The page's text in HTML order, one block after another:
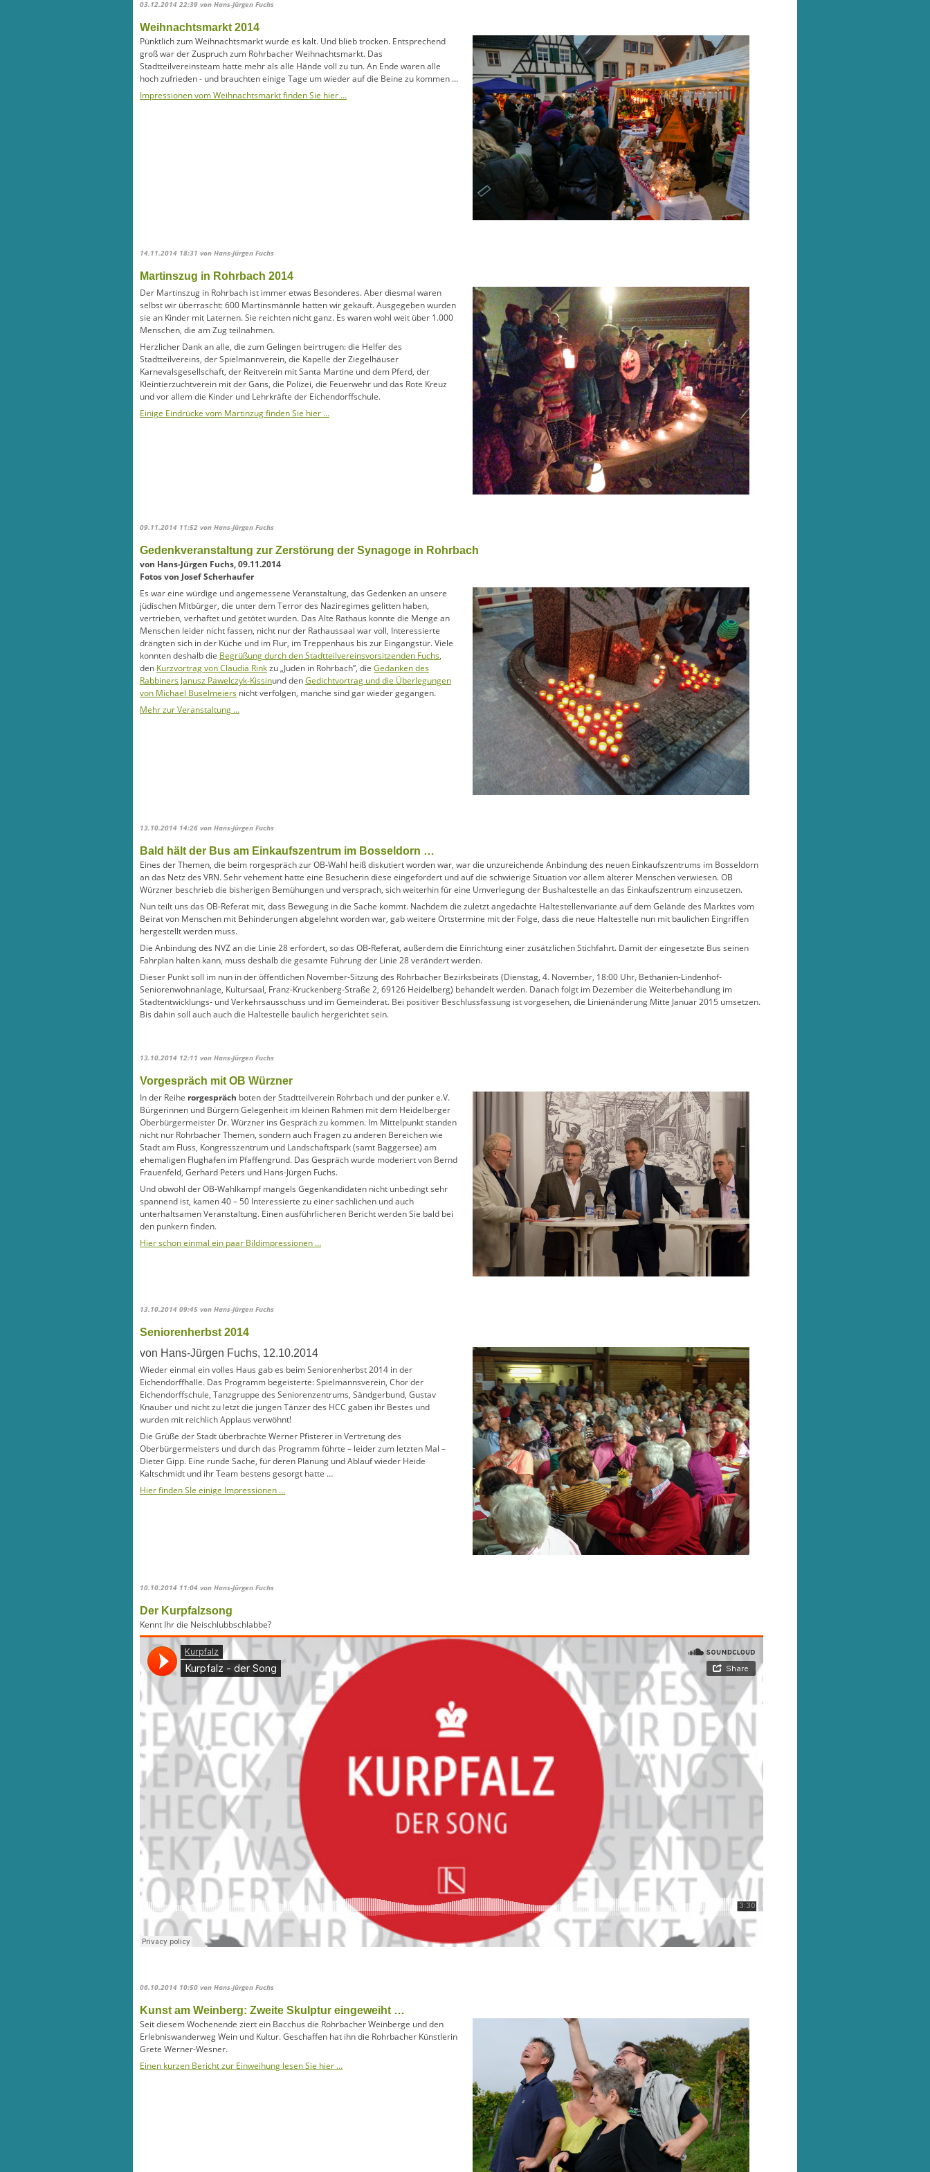
03.12.2014 22:39 von Hans-Jürgen Fuchs
Weihnachtsmarkt 2014
Pünktlich zum Weihnachtsmarkt wurde es kalt. Und blieb trocken. Entsprechend
groß war der Zuspruch zum Rohrbacher Weihnachtsmarkt. Das
Stadtteilvereinsteam hatte mehr als alle Hände voll zu tun. An Ende waren alle
hoch zufrieden - und brauchten einige Tage um wieder auf die Beine zu kommen ...
Impressionen vom Weihnachtsmarkt finden Sie hier …
14.11.2014 18:31 von Hans-Jürgen Fuchs
Martinszug in Rohrbach 2014
Der Martinszug in Rohrbach ist immer etwas Besonderes. Aber diesmal waren
selbst wir überrascht: 600 Martinsmännle hatten wir gekauft. Ausgegeben wurden
sie an Kinder mit Laternen. Sie reichten nicht ganz. Es waren wohl weit über 1.000
Menschen, die am Zug teilnahmen.
Herzlicher Dank an alle, die zum Gelingen beirtrugen: die Helfer des
Stadtteilvereins, der Spielmannverein, die Kapelle der Ziegelhäuser
Karnevalsgesellschaft, der Reitverein mit Santa Martine und dem Pferd, der
Kleintierzuchtverein mit der Gans, die Polizei, die Feuerwehr und das Rote Kreuz
und vor allem die Kinder und Lehrkräfte der Eichendorffschule.
Einige Eindrücke vom Martinzug finden Sie hier …
09.11.2014 11:52 von Hans-Jürgen Fuchs
Gedenkveranstaltung zur Zerstörung der Synagoge in Rohrbach
von Hans-Jürgen Fuchs, 09.11.2014
Fotos von Josef Scherhaufer
Es war eine würdige und angemessene Veranstaltung, das Gedenken an unsere
jüdischen Mitbürger, die unter dem Terror des Naziregimes gelitten haben,
vertrieben, verhaftet und getötet wurden. Das Alte Rathaus konnte die Menge an
Menschen leider nicht fassen, nicht nur der Rathaussaal war voll, Interessierte
drängten sich in der Küche und im Flur, im Treppenhaus bis zur Eingangstür. Viele
konnten deshalb die Begrüßung durch den Stadtteilvereinsvorsitzenden Fuchs,
den Kurzvortrag von Claudia Rinkzu „Juden in Rohrbach”, die Gedanken des
Rabbiners Janusz Pawelczyk-Kissinund denGedichtvortrag und die Überlegungen
von Michael Buselmeiers nicht verfolgen, manche sind gar wieder gegangen.
Mehr zur Veranstaltung …
13.10.2014 14:26 von Hans-Jürgen Fuchs
Bald hält der Bus am Einkaufszentrum im Bosseldorn …
Eines der Themen, die beim rorgespräch zur OB-Wahl heiß diskutiert worden war, war die unzureichende Anbindung des neuen Einkaufszentrums im Bosseldorn
an das Netz des VRN. Sehr vehement hatte eine Besucherin diese eingefordert und auf die schwierige Situation vor allem älterer Menschen verwiesen. OB
Würzner beschrieb die bisherigen Bemühungen und versprach, sich weiterhin für eine Umverlegung der Bushaltestelle an das Einkaufszentrum einzusetzen.
Nun teilt uns das OB-Referat mit, dass Bewegung in die Sache kommt. Nachdem die zuletzt angedachte Haltestellenvariante auf dem Gelände des Marktes vom
Beirat von Menschen mit Behinderungen abgelehnt worden war, gab weitere Ortstermine mit der Folge, dass die neue Haltestelle nun mit baulichen Eingriffen
hergestellt werden muss.
Die Anbindung des NVZ an die Linie 28 erfordert, so das OB-Referat, außerdem die Einrichtung einer zusätzlichen Stichfahrt. Damit der eingesetzte Bus seinen
Fahrplan halten kann, muss deshalb die gesamte Führung der Linie 28 verändert werden.
Dieser Punkt soll im nun in der öffentlichen November-Sitzung des Rohrbacher Bezirksbeirats (Dienstag, 4. November, 18:00 Uhr, Bethanien-Lindenhof-
Seniorenwohnanlage, Kultursaal, Franz-Kruckenberg-Straße 2, 69126 Heidelberg) behandelt werden. Danach folgt im Dezember die Weiterbehandlung im
Stadtentwicklungs- und Verkehrsausschuss und im Gemeinderat. Bei positiver Beschlussfassung ist vorgesehen, die Linienänderung Mitte Januar 2015 umsetzen.
Bis dahin soll auch auch die Haltestelle baulich hergerichtet sein.
13.10.2014 12:11 von Hans-Jürgen Fuchs
Vorgespräch mit OB Würzner
In der Reihe rorgespräch boten der Stadtteilverein Rohrbach und der punker e.V.
Bürgerinnen und Bürgern Gelegenheit im kleinen Rahmen mit dem Heidelberger
Oberbürgermeister Dr. Würzner ins Gespräch zu kommen. Im Mittelpunkt standen
nicht nur Rohrbacher Themen, sondern auch Fragen zu anderen Bereichen wie
Stadt am Fluss, Kongresszentrum und Landschaftspark (samt Baggersee) am
ehemaligen Flughafen im Pfaffengrund. Das Gespräch wurde moderiert von Bernd
Frauenfeld, Gerhard Peters und Hans-Jürgen Fuchs.
Und obwohl der OB-Wahlkampf mangels Gegenkandidaten nicht unbedingt sehr
spannend ist, kamen 40 – 50 Interessierte zu einer sachlichen und auch
unterhaltsamen Veranstaltung. Einen ausführlicheren Bericht werden Sie bald bei
den punkern finden.
Hier schon einmal ein paar Bildimpressionen …
13.10.2014 09:45 von Hans-Jürgen Fuchs
Seniorenherbst 2014
von Hans-Jürgen Fuchs, 12.10.2014
Wieder einmal ein volles Haus gab es beim Seniorenherbst 2014 in der
Eichendorffhalle. Das Programm begeisterte: Spielmannsverein, Chor der
Eichendorffschule, Tanzgruppe des Seniorenzentrums, Sändgerbund, Gustav
Knauber und nicht zu letzt die jungen Tänzer des HCC gaben ihr Bestes und
wurden mit reichlich Applaus verwöhnt!
Die Grüße der Stadt überbrachte Werner Pfisterer in Vertretung des
Oberbürgermeisters und durch das Programm führte – leider zum letzten Mal –
Dieter Gipp. Eine runde Sache, für deren Planung und Ablauf wieder Heide
Kaltschmidt und ihr Team bestens gesorgt hatte …
Hier finden SIe einige Impressionen …
10.10.2014 11:04 von Hans-Jürgen Fuchs
Der Kurpfalzsong
Kennt Ihr die Neischlubbschlabbe?
06.10.2014 10:50 von Hans-Jürgen Fuchs
Kunst am Weinberg: Zweite Skulptur eingeweiht …
Seit diesem Wochenende ziert ein Bacchus die Rohrbacher Weinberge und den
Erlebniswanderweg Wein und Kultur. Geschaffen hat ihn die Rohrbacher Künstlerin
Grete Werner-Wesner.
Einen kurzen Bericht zur Einweihung lesen Sie hier …